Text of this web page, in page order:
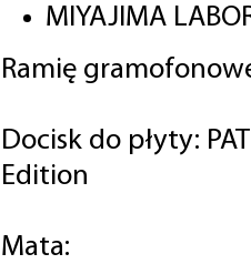
MIYAJIMA
Ramię
Docisk do płyty:
Edition
Mata: